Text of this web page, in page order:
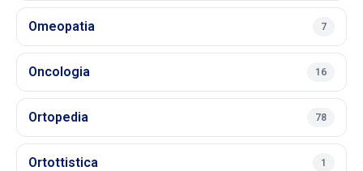
Omeopatia 7
Oncologia 16
Ortopedia 78
Ortottistica 1